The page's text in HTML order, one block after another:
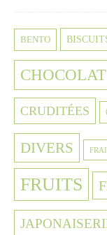
BENTO
CHOCOLAT
CRUDITÉES
DIVERS
FRUITS